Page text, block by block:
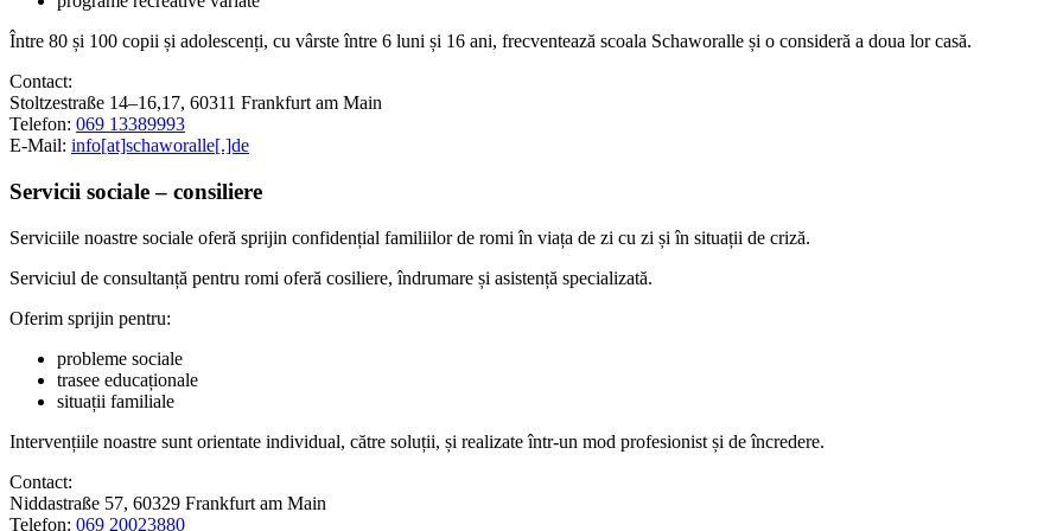
Între 80 și 100 copii și adolescenți, cu vârste între 6 luni și 16 ani, frecventează scoala Schaworalle și o consideră a doua lor casă.
Contact:
Stoltzestraße 14–16,17, 60311 Frankfurt am Main
Telefon: 069 13389993
E-Mail: info[at]schaworalle[.]de
Servicii sociale – consiliere
Serviciile noastre sociale oferă sprijin confidențial familiilor de romi în viața de zi cu zi și în situații de criză.
Serviciul de consultanță pentru romi oferă cosiliere, îndrumare și asistență specializată.
Oferim sprijin pentru:
probleme sociale
trasee educaționale
situații familiale
Intervențiile noastre sunt orientate individual, către soluții, și realizate într-un mod profesionist și de încredere.
Contact:
Niddastraße 57, 60329 Frankfurt am Main
Telefon: 069 20023880